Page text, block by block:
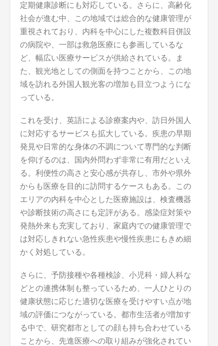
定期健康診断にも対応している。さらに、高齢化
社会が進む中、この地域では総合的な健康管理が
重視されており、内科を中心にした複数科目併設
の病院や、一部は救急医療にも参画しているな
ど、幅広い医療サービスが供給されている。ま
た、観光地としての側面を持つことから、この地
域を訪れる外国人観光客の増加も目立つようにな
っている。
これを受け、英語による診療案内や、訪日外国人
に対応するサービスも拡大している。疾患の早期
発見や日常的な身体の不調について専門的な判断
を仰げるのは、国内外問わず非常に有用だといえ
る。利便性の高さと安心感が共存し、市外や県外
からも医療を目的に訪問するケースもある。この
エリアの内科を中心とした医療施設は、検査機器
や診断技術の高さにも定評がある。感染症対策や
発熱外来も充実しており、家庭内での健康管理で
は対応しきれない急性疾患や慢性疾患にもきめ細
かく対処している。
さらに、予防接種や各種検診、小児科・婦人科な
どとの連携体制も整っているため、一人ひとりの
健康状態に応じた適切な医療を受けやすい点が地
域の評価につながっている。都市生活者が増加す
る中で、研究都市としての顔も持ち合わせている
ことから、先進医療への取り組みが強化されてい